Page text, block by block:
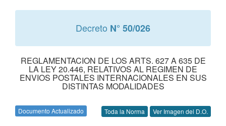
Decreto N° 50/026
REGLAMENTACION DE LOS ARTS. 627 A 635 DE
LA LEY 20.446, RELATIVOS AL REGIMEN DE
ENVIOS POSTALES INTERNACIONALES EN SUS
DISTINTAS MODALIDADES
Documento Actualizado Toda la Norma Ver Imagen del D.O.